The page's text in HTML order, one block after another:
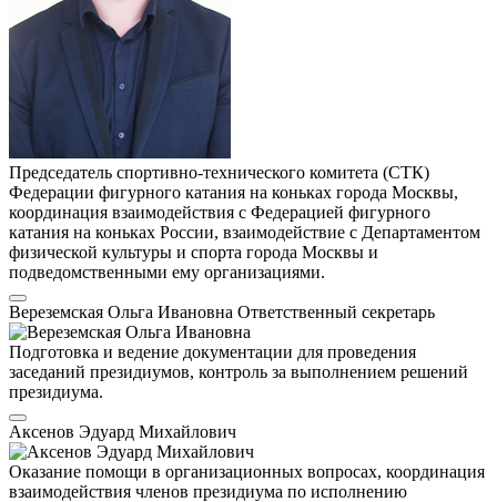
Председатель спортивно-технического комитета (СТК)
Федерации фигурного катания на коньках города Москвы,
координация взаимодействия с Федерацией фигурного
катания на коньках России, взаимодействие с Департаментом
физической культуры и спорта города Москвы и
подведомственными ему организациями.
Вереземская Ольга Ивановна Ответственный секретарь
Подготовка и ведение документации для проведения
заседаний президиумов, контроль за выполнением решений
президиума.
Аксенов Эдуард Михайлович
Оказание помощи в организационных вопросах, координация
взаимодействия членов президиума по исполнению